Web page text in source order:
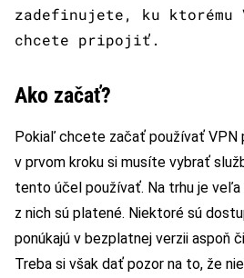
zadefinujete, ku ktorému
chcete pripojiť.
Ako začať?
Pokiaľ chcete začať používať VPN
v prvom kroku si musíte vybrať
tento účel používať. Na trhu je veľa
z nich sú platené. Niektoré sú
ponúkajú v bezplatnej verzii aspoň
Treba si však dať pozor na to, že